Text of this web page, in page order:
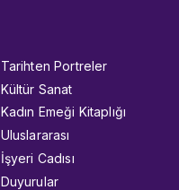
Tarihten Portreler
Kültür Sanat
Kadın Emeği Kitaplığı
Uluslararası
İşyeri Cadısı
Duyurular